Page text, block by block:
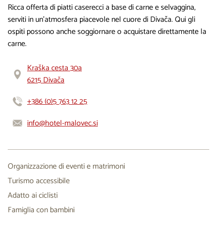
Ricca offerta di piatti caserecci a base di carne e selvaggina,
serviti in un’atmosfera piacevole nel cuore di Divača. Qui gli
ospiti possono anche soggiornare o acquistare direttamente la
carne.
Kraška cesta 30a
6215 Divača
+386 (0)5 763 12 25
info@hotel-malovec.si
Organizzazione di eventi e matrimoni
Turismo accessibile
Adatto ai ciclisti
Famiglia con bambini